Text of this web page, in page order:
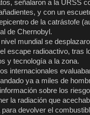
señalaron a la URSS
y con un
de la catrástofe
de Chernobyl.
mundial se
escape radioactivo, tras
y tecnología a la zona.
internacionales
ya a miles de
sobre los
la radiación que
devolver el